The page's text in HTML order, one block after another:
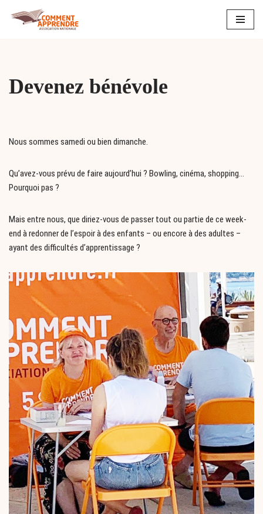
Devenez bénévole
Nous sommes samedi ou bien dimanche.
Qu’avez-vous prévu de faire aujourd’hui ? Bowling, cinéma, shopping…
Pourquoi pas ?
Mais entre nous, que diriez-vous de passer tout ou partie de ce week-
end à redonner de l’espoir à des enfants – ou encore à des adultes –
ayant des difficultés d’apprentissage ?